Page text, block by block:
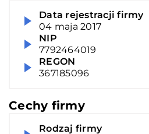
Data rejestracji firmy
04 maja 2017
NIP
7792464019
REGON
367185096
Cechy firmy
Rodzaj firmy